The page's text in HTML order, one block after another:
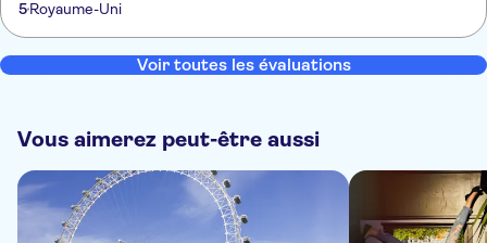
5Royaume-Uni
Voir toutes les évaluations
Vous aimerez peut-être aussi